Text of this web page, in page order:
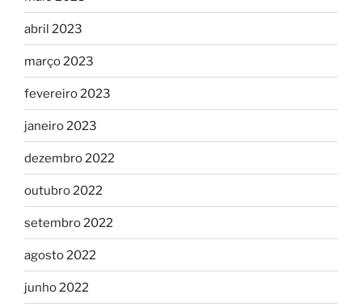
abril 2023
março 2023
fevereiro 2023
janeiro 2023
dezembro 2022
outubro 2022
setembro 2022
agosto 2022
junho 2022